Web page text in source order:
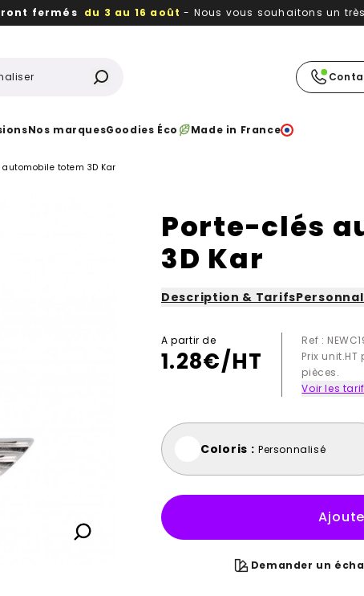
fermés du 3 au 16 août - Nous vous souhaitons un
Nos marquesGoodies Éco Made in France
automobile totem 3D Kar
Porte-clés
3D Kar
Description & Tarifs
A partir de
1.28€/HT
Ref :
Prix
pièces.
Voir les
Coloris : Personnalisé
Demander un